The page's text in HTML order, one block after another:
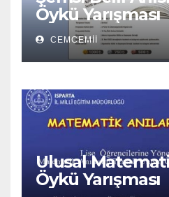
Öykü Yarışması
CEMCEMII
Ulusal
Öykü Yarışması